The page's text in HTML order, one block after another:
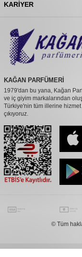
KARIYER
KAĞAN PARFÜMERİ
1979'dan bu yana, Kağan
ve iç giyim markalarından
Türkiye'nin tüm illerine hizmet
çıkıyoruz.
© Tüm